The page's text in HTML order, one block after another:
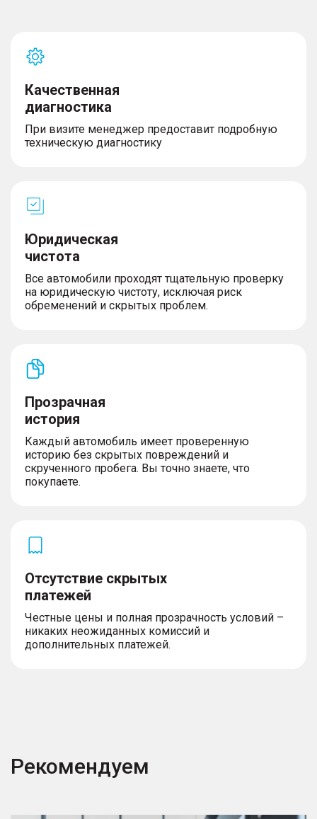
Качественная
диагностика
При визите менеджер предоставит подробную
техническую диагностику
Юридическая
чистота
Все автомобили проходят тщательную проверку
на юридическую чистоту, исключая риск
обременений и скрытых проблем.
Прозрачная
история
Каждый автомобиль имеет проверенную
историю без скрытых повреждений и
скрученного пробега. Вы точно знаете, что
покупаете.
Отсутствие скрытых
платежей
Честные цены и полная прозрачность условий –
никаких неожиданных комиссий и
дополнительных платежей.
Рекомендуем